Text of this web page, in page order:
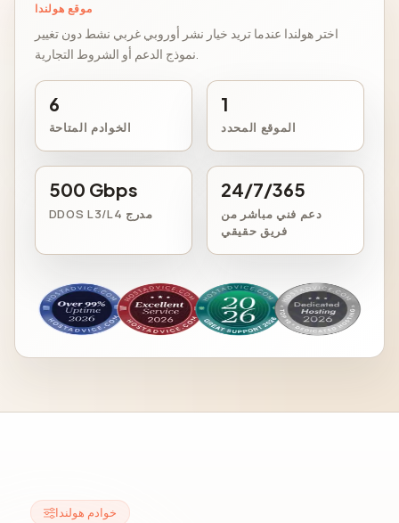
موقع هولندا
اختر هولندا عندما تريد خيار نشر أوروبي غربي نشط دون تغيير
6
الخوادم المتاحة
1
الموقع المحدد
500 Gbps
DDOS L3/L4 مدرج
24/7/365
دعم فني مباشر من
فريق حقيقي
خوادم هولندا